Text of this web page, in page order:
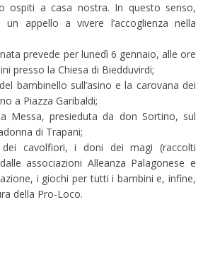
ospiti a casa nostra. In questo senso,
appello a vivere l’accoglienza nella
prevede per lunedì 6 gennaio, alle ore
presso la Chiesa di Biedduvirdi;
bambinello sull’asino e la carovana dei
a Piazza Garibaldi;
Messa, presieduta da don Sortino, sul
di Trapani;
cavolfiori, i doni dei magi (raccolti
associazioni Alleanza Palagonese e
i giochi per tutti i bambini e, infine,
della Pro-Loco.